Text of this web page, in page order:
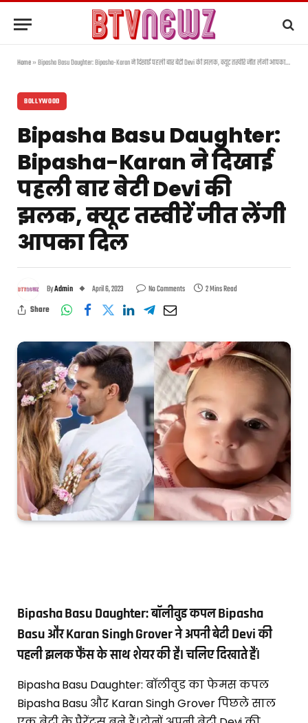
Home»Bipasha Basu Daughter: Bipasha-Karan ने दिखाई पहली बार बेटी Devi की झलक, क्यूट तस्वीरें जीत लेंगी आपका दिल
BOLLYWOOD
Bipasha Basu Daughter:
Bipasha-Karan ने दिखाई
पहली बार बेटी Devi की
झलक, क्यूट तस्वीरें जीत लेंगी
आपका दिल
ByAdmin April 6, 2023 No Comments
2 Mins Read
Share
Bipasha Basu Daughter: बॉलीवुड कपल Bipasha
Basu और Karan Singh Grover ने अपनी बेटी Devi की
पहली झलक फैंस के साथ शेयर की है। चलिए दिखाते हैं।
Bipasha Basu Daughter: बॉलीवुड का फेमस कपल
Bipasha Basu और Karan Singh Grover पिछले साल